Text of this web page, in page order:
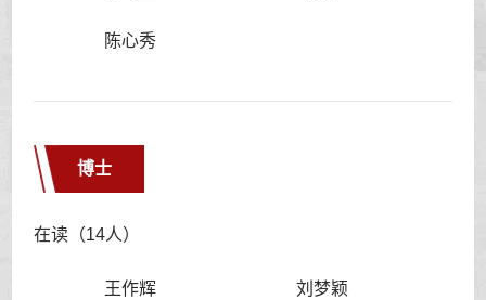
陈心秀
博士
在读（14人）
王作辉 刘梦颖